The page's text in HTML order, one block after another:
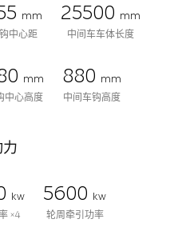
mm
中心距
25500 mm
中间车车体长度
mm
中心高度
880 mm
中间车钩高度
力
kw
×4
5600 kw
轮周牵引功率